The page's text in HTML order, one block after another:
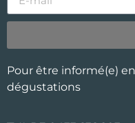
Pour être informé(e)
dégustations